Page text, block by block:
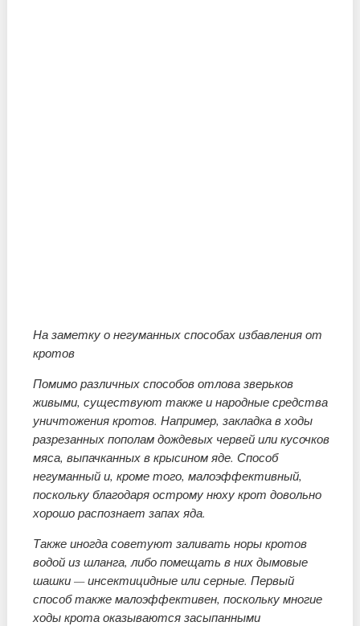
На заметку о негуманных способах избавления от
кротов
Помимо различных способов отлова зверьков
живыми, существуют также и народные средства
уничтожения кротов. Например, закладка в ходы
разрезанных пополам дождевых червей или кусочков
мяса, выпачканных в крысином яде. Способ
негуманный и, кроме того, малоэффективный,
поскольку благодаря острому нюху крот довольно
хорошо распознает запах яда.
Также иногда советуют заливать норы кротов
водой из шланга, либо помещать в них дымовые
шашки — инсектицидные или серные. Первый
способ также малоэффективен, поскольку многие
ходы крота оказываются засыпанными